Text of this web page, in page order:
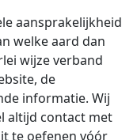
aansprakelijkheid
welke aard dan
wijze verband
de
informatie. Wij
altijd contact met
te oefenen vóór